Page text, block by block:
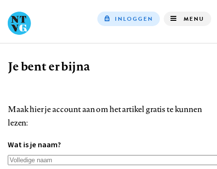
INLOGGEN MENU
Kruimelpad
Je bent er bijna
Maak hier je account aan om het artikel gratis te kunnen
lezen:
Wat is je naam?